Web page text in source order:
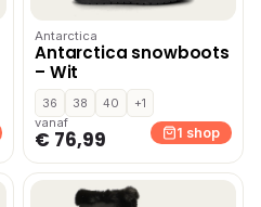
Antarctica
Antarctica snowboots
– Wit
36 38 40
+1
vanaf
€ 76,99 1 shop